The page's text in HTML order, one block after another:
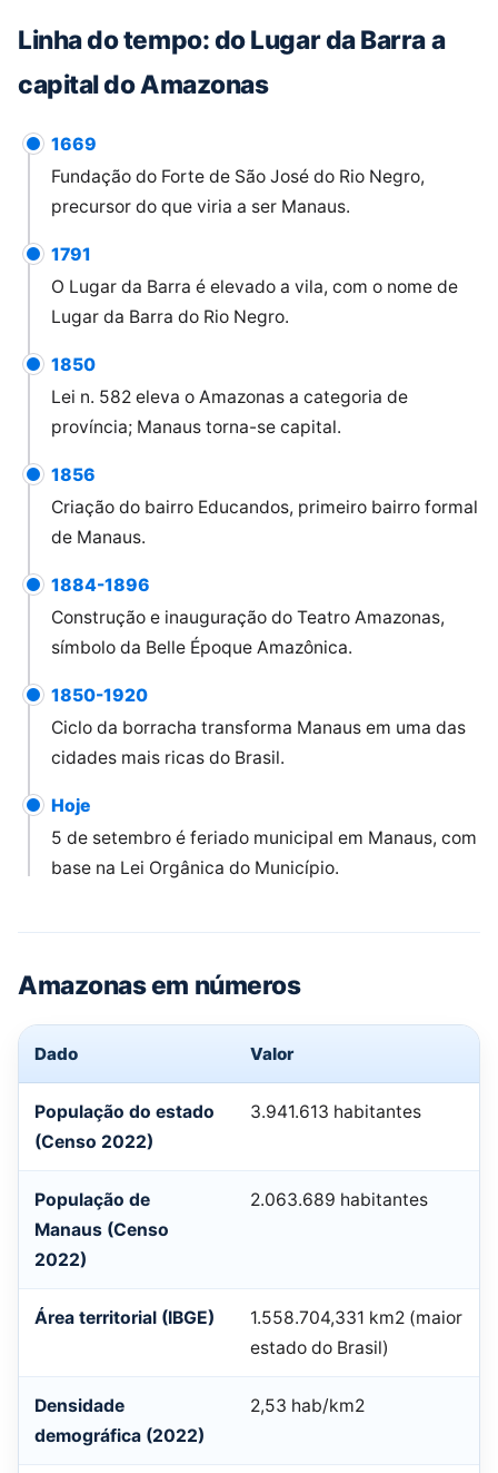
Linha do tempo: do Lugar da Barra a
capital do Amazonas
1669
Fundação do Forte de São José do Rio Negro,
precursor do que viria a ser Manaus.
1791
O Lugar da Barra é elevado a vila, com o nome de
Lugar da Barra do Rio Negro.
1850
Lei n. 582 eleva o Amazonas a categoria de
província; Manaus torna-se capital.
1856
Criação do bairro Educandos, primeiro bairro formal
de Manaus.
1884-1896
Construção e inauguração do Teatro Amazonas,
símbolo da Belle Époque Amazônica.
1850-1920
Ciclo da borracha transforma Manaus em uma das
cidades mais ricas do Brasil.
Hoje
5 de setembro é feriado municipal em Manaus, com
base na Lei Orgânica do Município.
Amazonas em números
Dado Valor
População do estado
(Censo 2022)
3.941.613 habitantes
População de
Manaus (Censo
2022)
2.063.689 habitantes
Área territorial (IBGE)
1.558.704,331 km2 (maior
estado do Brasil)
Densidade
demográfica (2022)
2,53 hab/km2